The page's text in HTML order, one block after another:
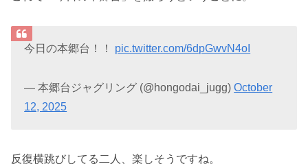
今日の本郷台！！ pic.twitter.com/6dpGwvN4oI
— 本郷台ジャグリング (@hongodai_jugg)October
12, 2025
反復横跳びしてる二人、楽しそうですね。